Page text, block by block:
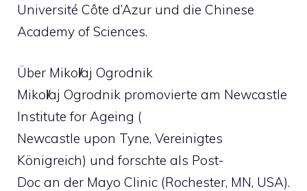
Université Côte d’Azur und die Chinese
Academy of Sciences.
Über Mikol̸aj Ogrodnik
Mikol̸aj Ogrodnik promovierte am Newcastle
Institute for Ageing (
Newcastle upon Tyne, Vereinigtes
Königreich) und forschte als Post-
Doc an der Mayo Clinic (Rochester, MN, USA).